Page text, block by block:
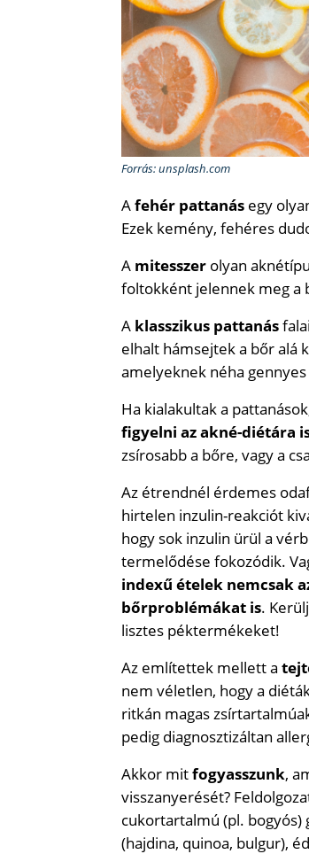
Forrás: unsplash.com
Afehér pattanás egy
Ezek kemény, fehéres
A mitesszer olyan
foltokként jelennek meg a
A klasszikus pattanás
elhalt hámsejtek a bőr alá
amelyeknek néha
Ha kialakultak a
figyelni az akné-diétára
zsírosabb a bőre, vagy a
Az étrendnél érdemes
hirtelen inzulin-reakciót
hogy sok inzulin ürül a
termelődése fokozódik.
indexű ételek nemcsak
bőrproblémákat is.
lisztes péktermékeket!
Az említettek mellett a
nem véletlen, hogy a
ritkán magas
pedig diagnosztizáltan
Akkor mitfogyasszunk,
visszanyerését?
cukortartalmú (pl. bogyós)
(hajdina, quinoa, bulgur),